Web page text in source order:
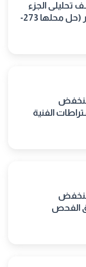
كلوريد الصوديوم صنف كاشف تحليلى الجزء
الرابع - طرق الفحص والاختبار (حل محلها 273-
الفحص